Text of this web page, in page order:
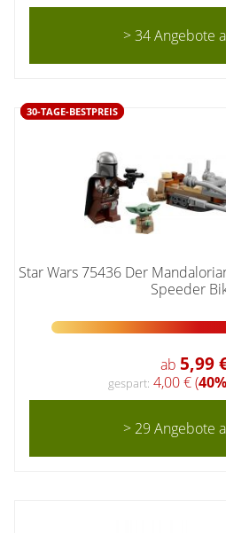
> 34 Angebote
30-TAGE-BESTPREIS
Star Wars 75436 Der
Speeder
ab 5,99
gespart: 4,00 € (40%
> 29 Angebote